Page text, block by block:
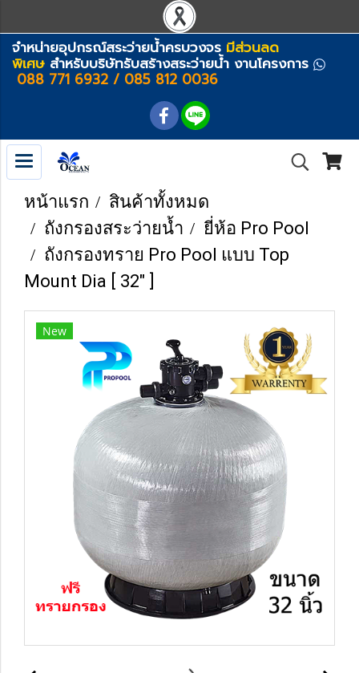
จำหน่ายอุปกรณ์สระว่ายน้ำครบวงจร มีส่วนลด
พิเศษ สำหรับบริษัทรับสร้างสระว่ายน้ำ งานโครงการ
088 771 6932 / 085 812 0036
หน้าแรก
สินค้าทั้งหมด
ถังกรองสระว่ายน้ำ
ยี่ห้อ Pro Pool
ถังกรองทราย Pro Pool แบบ Top
Mount Dia [ 32" ]
New